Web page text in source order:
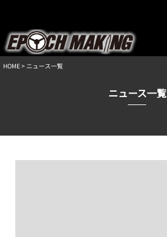
HOME> ニュース一覧
ニュース一覧